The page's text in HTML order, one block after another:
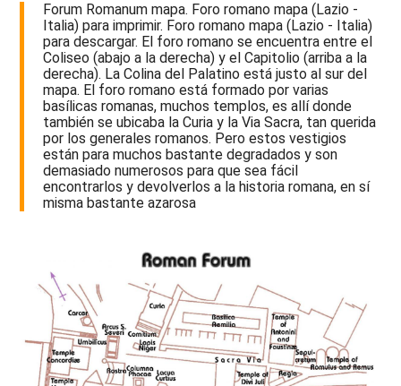
Forum Romanum mapa. Foro romano mapa (Lazio -
Italia) para imprimir. Foro romano mapa (Lazio - Italia)
para descargar. El foro romano se encuentra entre el
Coliseo (abajo a la derecha) y el Capitolio (arriba a la
derecha). La Colina del Palatino está justo al sur del
mapa. El foro romano está formado por varias
basílicas romanas, muchos templos, es allí donde
también se ubicaba la Curia y la Via Sacra, tan querida
por los generales romanos. Pero estos vestigios
están para muchos bastante degradados y son
demasiado numerosos para que sea fácil
encontrarlos y devolverlos a la historia romana, en sí
misma bastante azarosa